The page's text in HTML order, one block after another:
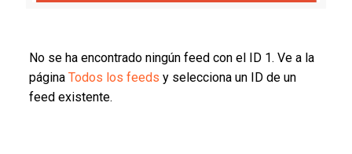
No se ha encontrado ningún feed con el ID 1. Ve a la
página Todos los feeds y selecciona un ID de un
feed existente.